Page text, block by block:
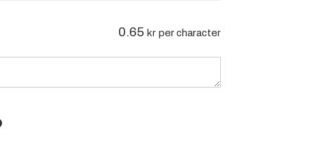
0.65kr per character